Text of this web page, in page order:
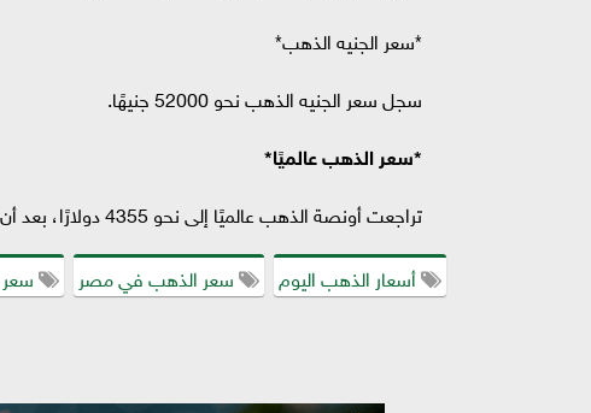
*سعر الجنيه الذهب*
سجل سعر الجنيه الذهب نحو 52000 جنيهًا.
*سعر الذهب عالميًا*
تراجعت أونصة الذهب عالميًا إلى نحو 4355 دولارًا، بعد أن افتتحت التداولات عند مستوى 4474 دولارًا للأونصة.
أسعار الذهب اليوم
سعر الذهب في مصر